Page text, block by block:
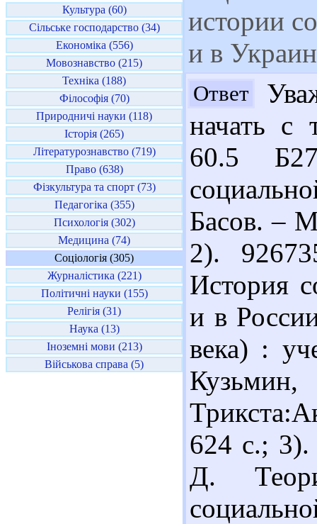
Культура (60)
Сільське господарство (34)
Економіка (556)
Мовознавство (215)
Техніка (188)
Філософія (70)
Природничі науки (118)
Історія (265)
Літературознавство (719)
Право (638)
Фізкультура та спорт (73)
Педагогіка (355)
Психологія (302)
Медицина (74)
Соціологія (305)
Журналістика (221)
Політичні науки (155)
Релігія (31)
Наука (13)
Іноземні мови (213)
Військова справа (5)
истории
и в
Ответ
начать с
60.5
Басов. –
2).
История
и в
века) :
624 с.;
Д.